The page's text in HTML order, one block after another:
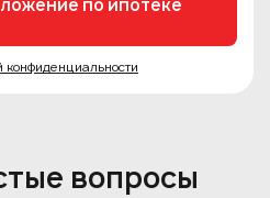
конфиденциальности
вопросы